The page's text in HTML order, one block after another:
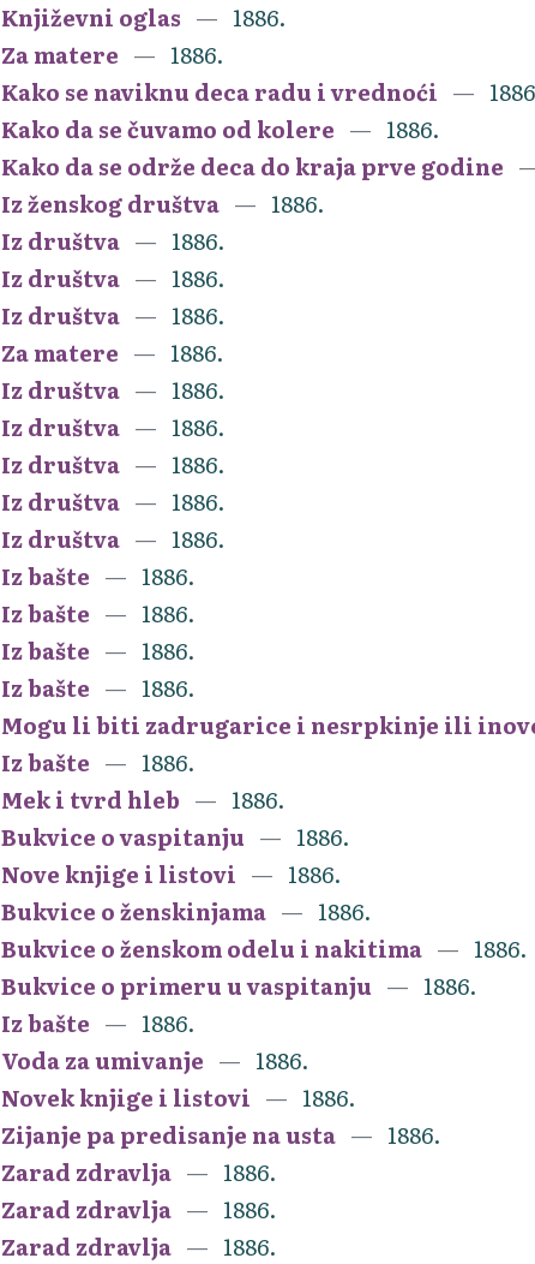
Književni oglas
1886.
Za matere
1886.
Kako se naviknu deca radu i vrednoći
Kako da se čuvamo od kolere
1886.
Kako da se održe deca do kraja prve godine
Iz ženskog društva
1886.
Iz društva
1886.
Iz društva
1886.
Iz društva
1886.
Za matere
1886.
Iz društva
1886.
Iz društva
1886.
Iz društva
1886.
Iz društva
1886.
Iz društva
1886.
Iz bašte
1886.
Iz bašte
1886.
Iz bašte
1886.
Iz bašte
1886.
Mogu li biti zadrugarice i nesrpkinje ili
Iz bašte
1886.
Mek i tvrd hleb
1886.
Bukvice o vaspitanju
1886.
Nove knjige i listovi
1886.
Bukvice o ženskinjama
1886.
Bukvice o ženskom odelu i nakitima
1886.
Bukvice o primeru u vaspitanju
1886.
Iz bašte
1886.
Voda za umivanje
1886.
Novek knjige i listovi
1886.
Zijanje pa predisanje na usta
1886.
Zarad zdravlja
1886.
Zarad zdravlja
1886.
Zarad zdravlja
1886.